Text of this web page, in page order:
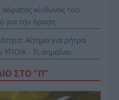
κίνδυνος του
για την όραση
Αίτημα για ρήτρα
- Τι σημαίνει
ΣΤΟ “Π”